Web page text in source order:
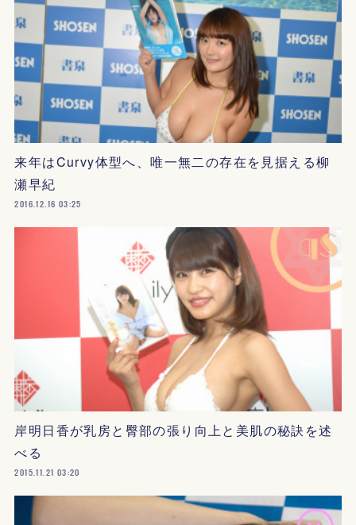
来年はCurvy体型へ、唯一無二の存在を見据える柳
瀬早紀
2016.12.16 03:25
岸明日香が乳房と臀部の張り向上と美肌の秘訣を述
べる
2015.11.21 03:20